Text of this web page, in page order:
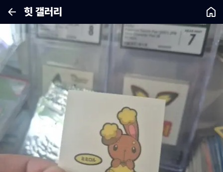
힛 갤러리